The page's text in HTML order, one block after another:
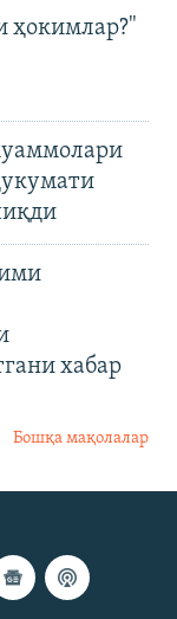
ҳокимлар?"
хабар
Бошқа мақолалар